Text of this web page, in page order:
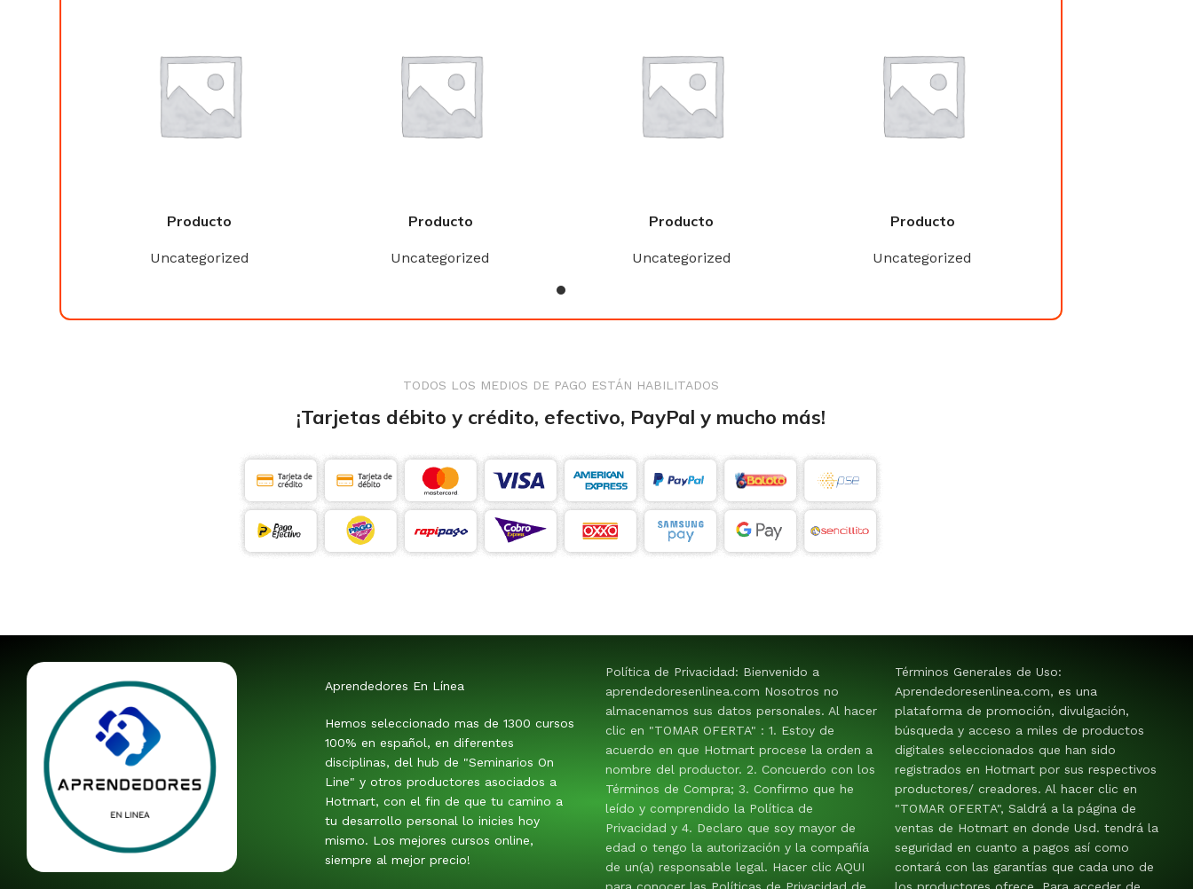
Producto
Uncategorized
Producto
Uncategorized
Producto
Uncategorized
Producto
Uncategorized
TODOS LOS MEDIOS DE PAGO ESTÁN HABILITADOS
¡Tarjetas débito y crédito, efectivo, PayPal y mucho más!
Aprendedores En Línea
Hemos seleccionado mas de 1300 cursos
100% en español, en diferentes
disciplinas, del hub de "Seminarios On
Line" y otros productores asociados a
Hotmart, con el fin de que tu camino a
tu desarrollo personal lo inicies hoy
mismo. Los mejores cursos online,
siempre al mejor precio!
Política de Privacidad: Bienvenido a
aprendedoresenlinea.com Nosotros no
almacenamos sus datos personales. Al hacer
clic en "TOMAR OFERTA" : 1. Estoy de
acuerdo en que Hotmart procese la orden a
nombre del productor. 2. Concuerdo con los
Términos de Compra; 3. Confirmo que he
leído y comprendido la Política de
Privacidad y 4. Declaro que soy mayor de
edad o tengo la autorización y la compañía
de un(a) responsable legal. Hacer clic AQUI
para conocer las Políticas de Privacidad de
Términos Generales de Uso:
Aprendedoresenlinea.com, es una
plataforma de promoción, divulgación,
búsqueda y acceso a miles de productos
digitales seleccionados que han sido
registrados en Hotmart por sus respectivos
productores/ creadores. Al hacer clic en
"TOMAR OFERTA", Saldrá a la página de
ventas de Hotmart en donde Usd. tendrá la
seguridad en cuanto a pagos así como
contará con las garantías que cada uno de
los productores ofrece. Para acceder de